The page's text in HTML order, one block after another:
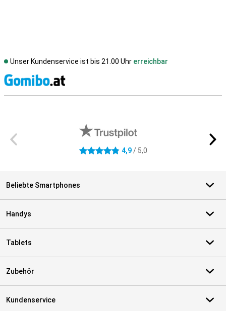
Unser Kundenservice ist bis 21.00 Uhr erreichbar
4.9 Sterne 4,9/ 5,0
Beliebte Smartphones
Handys
Tablets
Zubehör
Kundenservice